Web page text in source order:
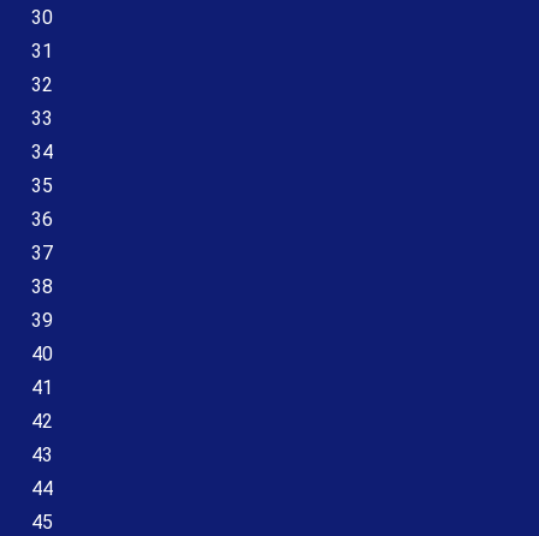
30
31
32
33
34
35
36
37
38
39
40
41
42
43
44
45